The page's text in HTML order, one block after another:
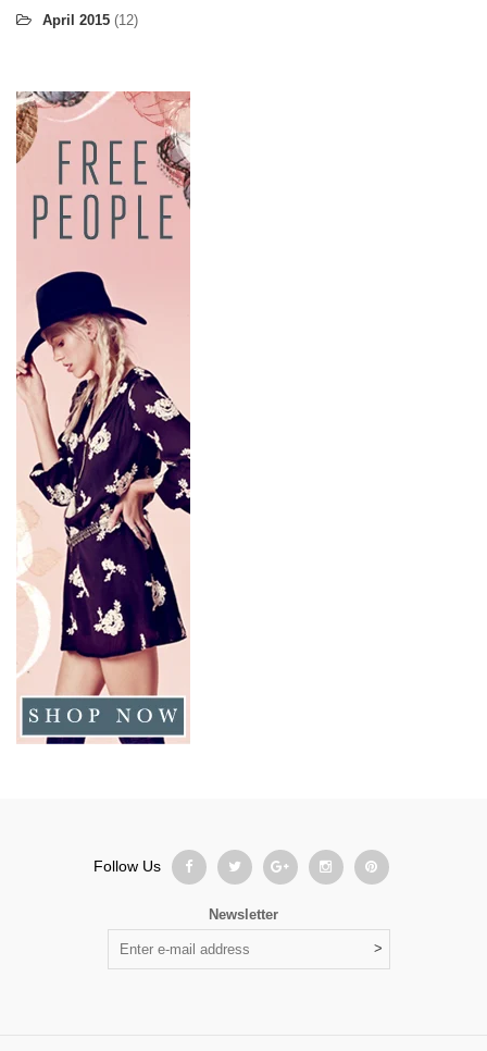
April 2015 (12)
Follow Us
Newsletter